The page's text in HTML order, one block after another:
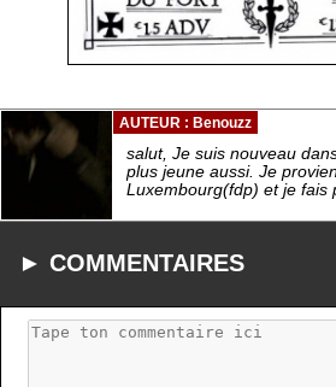
AUTEUR : Benouzz
salut, Je suis nouveau
plus jeune aussi. Je
Luxembourg(fdp) et je fais
► COMMENTAIRES